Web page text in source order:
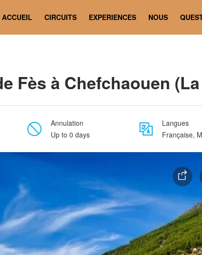
ACCUEIL CIRCUITS EXPERIENCES NOUS
Fès à Chefchaouen
Annulation
Up to 0 days
Langues
Française,